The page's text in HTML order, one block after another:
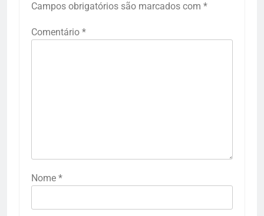
Campos obrigatórios são marcados com *
Comentário *
Nome *